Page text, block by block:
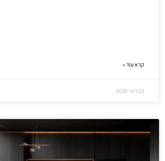
קרא עוד »
13 ביוני 2026